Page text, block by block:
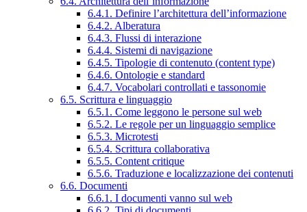
6.4.1. Definire l’architettura dell’informazione
6.4.2. Alberatura
6.4.3. Flussi di interazione
6.4.4. Sistemi di navigazione
6.4.5. Tipologie di contenuto (content type)
6.4.6. Ontologie e standard
6.4.7. Vocabolari controllati e tassonomie
6.5. Scrittura e linguaggio
6.5.1. Come leggono le persone sul web
6.5.2. Le regole per un linguaggio semplice
6.5.3. Microtesti
6.5.4. Scrittura collaborativa
6.5.5. Content critique
6.5.6. Traduzione e localizzazione dei contenuti
6.6. Documenti
6.6.1. I documenti vanno sul web